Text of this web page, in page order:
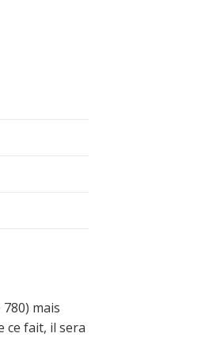
mais
ce fait, il sera